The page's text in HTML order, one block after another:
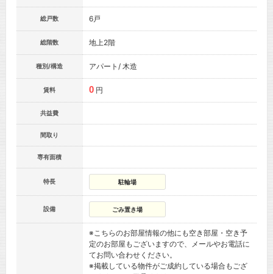
総戸数 6戸
総階数 地上2階
種別/構造 アパート/ 木造
賃料 0 円
共益費
間取り
専有面積
特長 駐輪場
設備 ごみ置き場
※こちらのお部屋情報の他にも空き部屋・空き予
定のお部屋もございますので、メールやお電話に
てお問い合わせください。
※掲載している物件がご成約している場合もござ